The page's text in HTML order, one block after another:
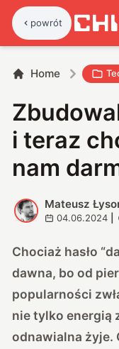
powrót
Home
i teraz
nam
M
Mateusz
04.06.2024
Chociaż hasło
dawna, bo od
popularności
nie tylko energią
odnawialna żyje.